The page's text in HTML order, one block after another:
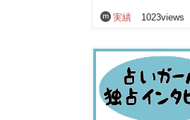
実績 1023views